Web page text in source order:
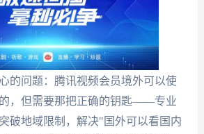
的问题：腾讯视频会员境外可以使
，但需要那把正确的钥匙——专业
破地域限制，解决"国外可以看国内